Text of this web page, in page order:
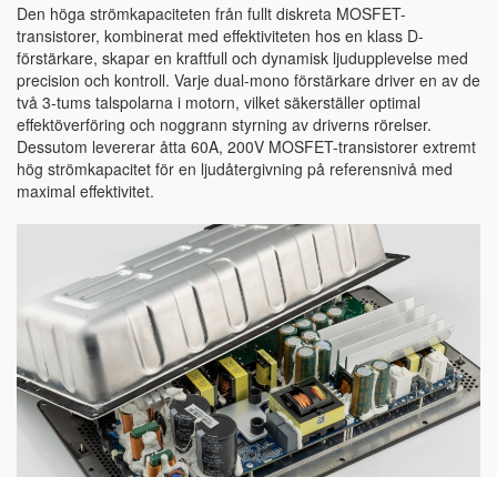
Den höga strömkapaciteten från fullt diskreta MOSFET-
transistorer, kombinerat med effektiviteten hos en klass D-
förstärkare, skapar en kraftfull och dynamisk ljudupplevelse med
precision och kontroll. Varje dual-mono förstärkare driver en av de
två 3-tums talspolarna i motorn, vilket säkerställer optimal
effektöverföring och noggrann styrning av driverns rörelser.
Dessutom levererar åtta 60A, 200V MOSFET-transistorer extremt
hög strömkapacitet för en ljudåtergivning på referensnivå med
maximal effektivitet.